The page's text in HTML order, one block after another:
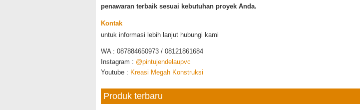
penawaran terbaik sesuai kebutuhan proyek Anda.
Kontak
untuk informasi lebih lanjut hubungi kami
WA : 087884650973 / 08121861684
Instagram : @pintujendelaupvc
Youtube : Kreasi Megah Konstruksi
Produk terbaru